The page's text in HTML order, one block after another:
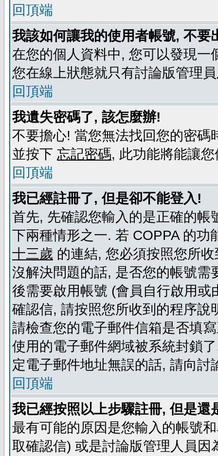
回頂端
我該如何讓我的使用者帳號, 不
在您的個人資料中, 您可以發現一
您在線上狀態就只有討論版管理
回頂端
我遺失密碼了, 該怎麼辦!
不要擔心! 當您無法找回您的密
並按下 忘記密碼, 此功能將能讓
回頂端
我已經註冊了, 但是卻不能登入!
首先, 先確認您輸入的是正確的
下兩種情形之一. 若 COPPA 的
十三歲 的連結, 您必須按照您所
沒解決問題的話, 是否您的帳號
後需要啟用帳號 (會員自行啟用
確認信, 請按照您所收到的程序
請檢查您的電子郵件信箱是否填
使用的電子郵件網域被系統封鎖
定電子郵件地址無誤的話, 請向
回頂端
我已經按照以上步驟註冊, 但是還
最有可能的原因是您輸入的帳號
取確認信) 或是討論版管理人員